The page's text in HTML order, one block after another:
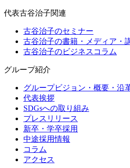
代表古谷治子関連
古谷治子のセミナー
古谷治子の書籍・メディア・
古谷治子のビジネスコラム
グループ紹介
グループビジョン・概要・沿
代表挨拶
SDGsへの取り組み
プレスリリース
新卒・学卒採用
中途採用情報
コラム
アクセス